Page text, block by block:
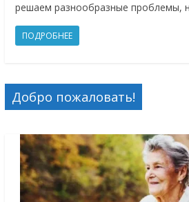
решаем разнообразные проблемы,
ПОДРОБНЕЕ
Добро пожаловать!